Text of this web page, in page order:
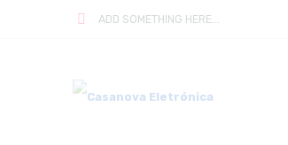
ADD SOMETHING HERE...